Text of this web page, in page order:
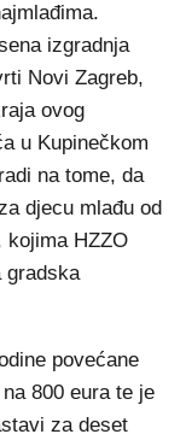
izgradnja
Novi Zagreb,
ovog
u Kupinečkom
na tome, da
djecu mlađu od
kojima HZZO
gradska
povećane
800 eura te je
za deset